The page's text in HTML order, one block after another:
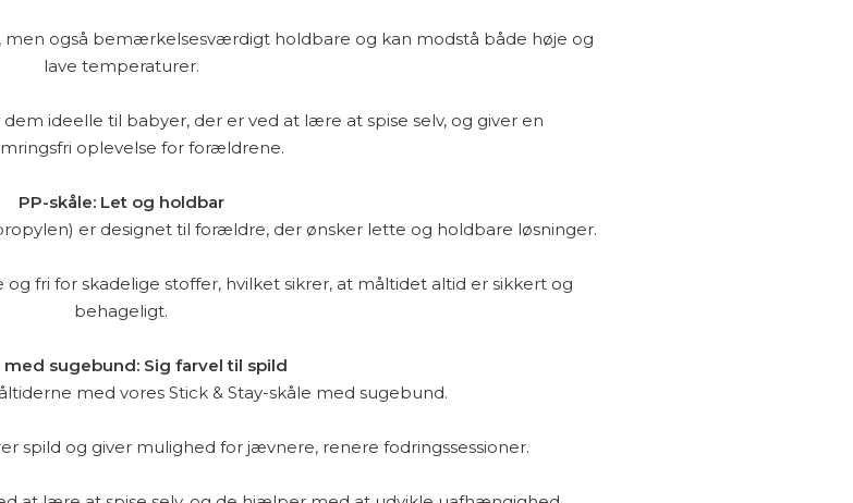
men også bemærkelsesværdigt holdbare og kan modstå både høje og
lave temperaturer.
ideelle til babyer, der er ved at lære at spise selv, og giver en
oplevelse for forældrene.
PP-skåle: Let og holdbar
er designet til forældre, der ønsker lette og holdbare løsninger.
fri for skadelige stoffer, hvilket sikrer, at måltidet altid er sikkert og
behageligt.
med sugebund: Sig farvel til spild
med vores Stick & Stay-skåle med sugebund.
spild og giver mulighed for jævnere, renere fodringssessioner.